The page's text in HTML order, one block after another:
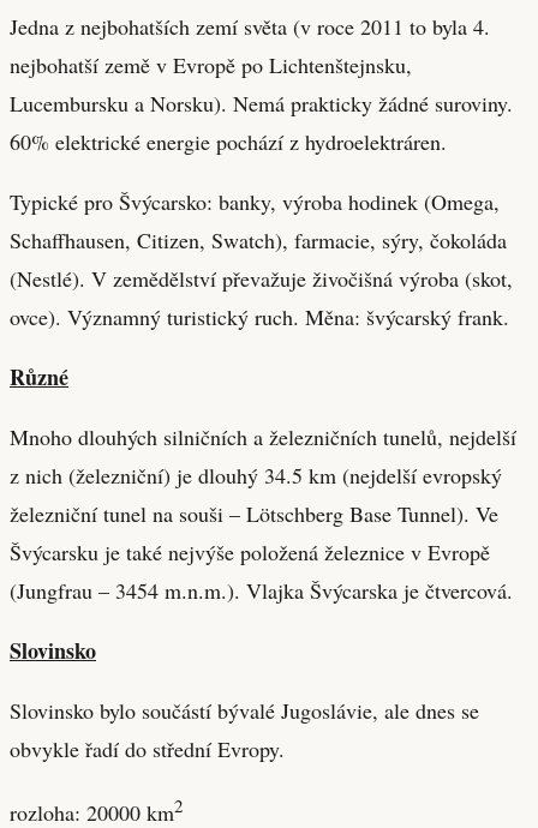
Jedna z nejbohatších zemí světa (v roce 2011 to byla 4.
nejbohatší země v Evropě po Lichtenštejnsku,
Lucembursku a Norsku). Nemá prakticky žádné suroviny.
60% elektrické energie pochází z hydroelektráren.
Typické pro Švýcarsko: banky, výroba hodinek (Omega,
Schaffhausen, Citizen, Swatch), farmacie, sýry, čokoláda
(Nestlé). V zemědělství převažuje živočišná výroba (skot,
ovce). Významný turistický ruch. Měna: švýcarský frank.
Různé
Mnoho dlouhých silničních a železničních tunelů, nejdelší
z nich (železniční) je dlouhý 34.5 km (nejdelší evropský
železniční tunel na souši – Lötschberg Base Tunnel). Ve
Švýcarsku je také nejvýše položená železnice v Evropě
(Jungfrau – 3454 m.n.m.). Vlajka Švýcarska je čtvercová.
Slovinsko
Slovinsko bylo součástí bývalé Jugoslávie, ale dnes se
obvykle řadí do střední Evropy.
rozloha: 20000 km2